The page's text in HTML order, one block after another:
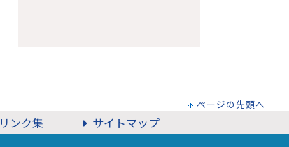
ページの先頭へ
リンク集 サイトマップ